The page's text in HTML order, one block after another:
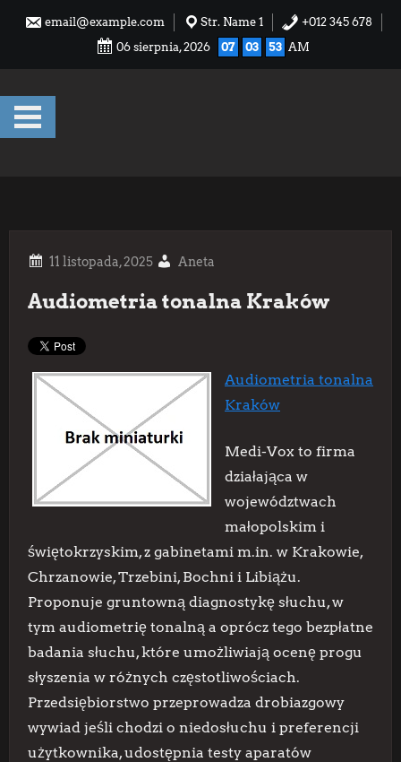
email@example.com Str. Name 1
+012 345 678
06 sierpnia, 2026
07 03 53 AM
Aneta
Audiometria tonalna Kraków
Audiometria tonalna
Kraków
Medi-Vox to firma
działająca w
województwach
małopolskim i
świętokrzyskim, z gabinetami m.in. w Krakowie,
Chrzanowie, Trzebini, Bochni i Libiążu.
Proponuje gruntowną diagnostykę słuchu, w
tym audiometrię tonalną a oprócz tego bezpłatne
badania słuchu, które umożliwiają ocenę progu
słyszenia w różnych częstotliwościach.
Przedsiębiorstwo przeprowadza drobiazgowy
wywiad jeśli chodzi o niedosłuchu i preferencji
użytkownika, udostępnia testy aparatów